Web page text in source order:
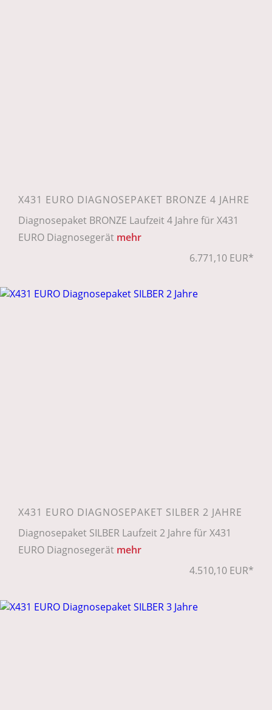
X431 EURO DIAGNOSEPAKET BRONZE 4 JAHRE
Diagnosepaket BRONZE Laufzeit 4 Jahre für X431
EURO Diagnosegerät mehr
6.771,10 EUR*
X431 EURO DIAGNOSEPAKET SILBER 2 JAHRE
Diagnosepaket SILBER Laufzeit 2 Jahre für X431
EURO Diagnosegerät mehr
4.510,10 EUR*